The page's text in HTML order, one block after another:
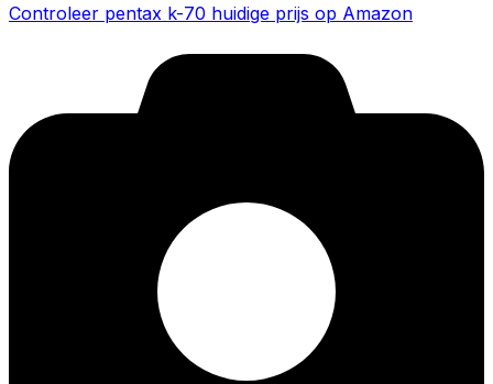
Controleer pentax k-70 huidige prijs op Amazon